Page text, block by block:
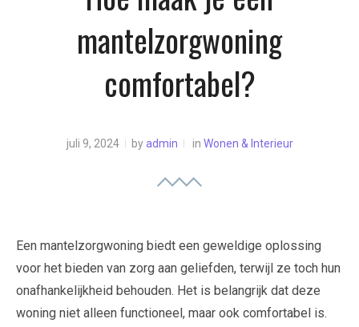
mantelzorgwoning
comfortabel?
juli 9, 2024 byadmin in Wonen & Interieur
Een mantelzorgwoning biedt een geweldige oplossing
voor het bieden van zorg aan geliefden, terwijl ze toch hun
onafhankelijkheid behouden. Het is belangrijk dat deze
woning niet alleen functioneel, maar ook comfortabel is.